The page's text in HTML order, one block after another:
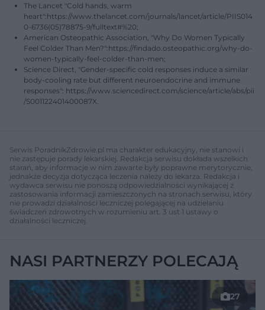
The Lancet "Cold hands, warm
heart":https://www.thelancet.com/journals/lancet/article/PIIS014
0-6736(05)78875-9/fulltext#%20;
American Osteopathic Association, "Why Do Women Typically
Feel Colder Than Men?":https://findado.osteopathic.org/why-do-
women-typically-feel-colder-than-men;
Science Direct, "Gender-specific cold responses induce a similar
body-cooling rate but different neuroendocrine and immune
responses": https://www.sciencedirect.com/science/article/abs/pii
/S001122401400087X.
Serwis PoradnikZdrowie.pl ma charakter edukacyjny, nie stanowi i
nie zastępuje porady lekarskiej. Redakcja serwisu dokłada wszelkich
starań, aby informacje w nim zawarte były poprawne merytorycznie,
jednakże decyzja dotycząca leczenia należy do lekarza. Redakcja i
wydawca serwisu nie ponoszą odpowiedzialności wynikającej z
zastosowania informacji zamieszczonych na stronach serwisu, który
nie prowadzi działalności leczniczej polegającej na udzielaniu
świadczeń zdrowotnych w rozumieniu art. 3 ust 1 ustawy o
działalności leczniczej.
NASI PARTNERZY POLECAJĄ
27